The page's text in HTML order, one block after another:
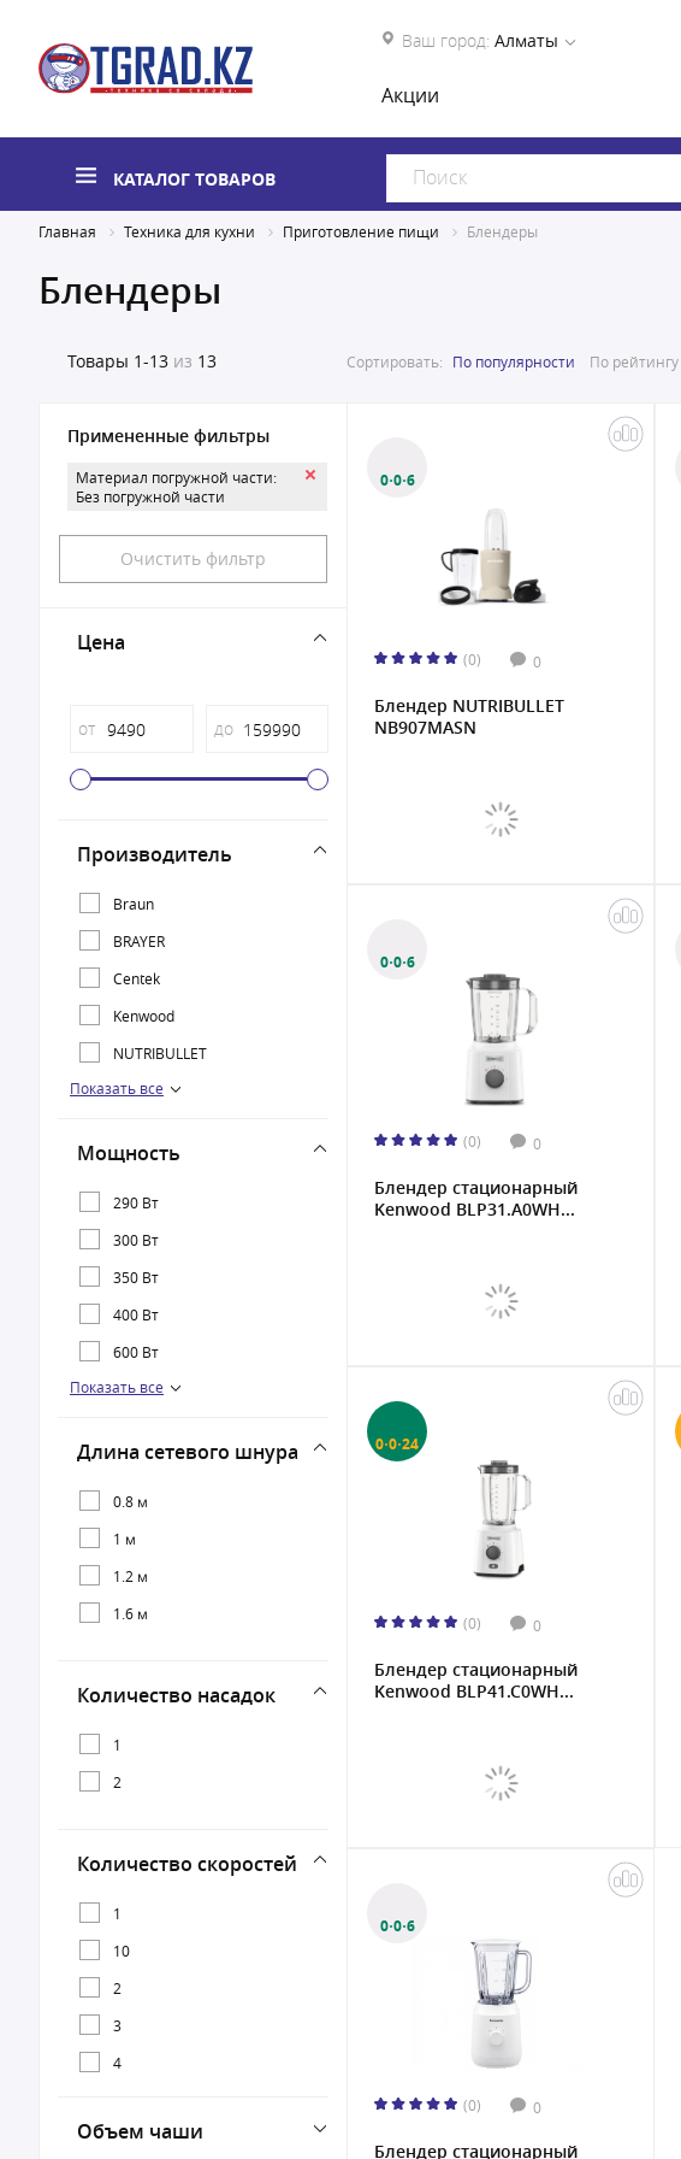
Ваш город: Алматы
Акции
КАТАЛОГ ТОВАРОВ
Главная Техника для кухни Приготовление пищи Блендеры
Блендеры
Товары 1-13 из 13 Сортировать: По популярности По рейтингу
Примененные фильтры
Материал погружной части:
Без погружной части
Очистить фильтр
Цена
от до
Производитель
Braun
BRAYER
Centek
Kenwood
NUTRIBULLET
Panasonic
Показать все
Мощность
290 Вт
300 Вт
350 Вт
400 Вт
600 Вт
650 Вт
800 Вт
900 Вт
1000 Вт
1600 Вт
Показать все
Длина сетевого шнура
0.8 м
1 м
1.2 м
1.6 м
Количество насадок
1
2
Количество скоростей
1
10
2
3
4
Объем чаши
0·0·6
(0) 0
Блендер NUTRIBULLET
NB907MASN
0·0·6
(0) 0
Блендер стационарный
Kenwood BLP31.A0WH...
0·0·24
(0) 0
Блендер стационарный
Kenwood BLP41.C0WH...
0·0·6
(0) 0
Блендер стационарный